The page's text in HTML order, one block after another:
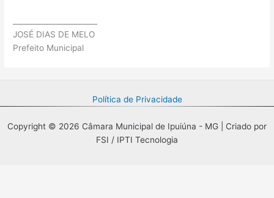
JOSÉ DIAS DE MELO
Prefeito Municipal
Política de Privacidade
Copyright © 2026 Câmara Municipal de Ipuiúna - MG | Criado por
FSI / IPTI Tecnologia